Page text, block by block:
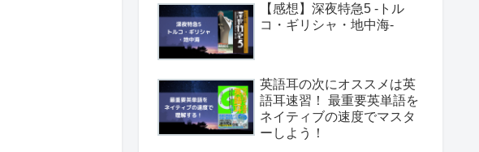
【感想】深夜特急5 -トル
コ・ギリシャ・地中海-
英語耳の次にオススメは英
語耳速習！ 最重要英単語を
ネイティブの速度でマスタ
ーしよう！